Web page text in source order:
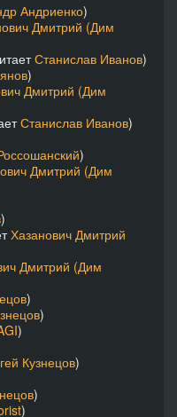
Андриенко)
Дмитрий (Дим
Станислав Иванов)
)
Дмитрий (Дим
Станислав Иванов)
)
Дмитрий (Дим
)
Хазанович Дмитрий
Дмитрий (Дим
)
)
)
Кузнецов)
)
)